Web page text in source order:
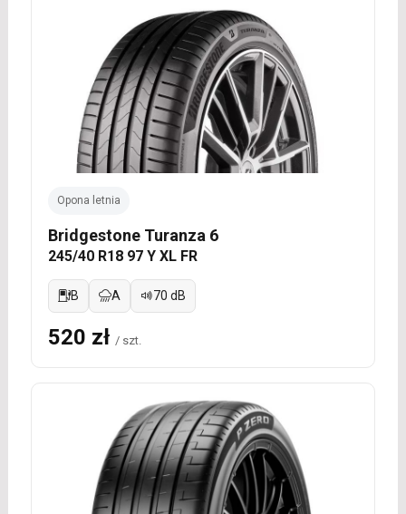
Opona letnia
Bridgestone Turanza 6
245/40 R18 97 Y XL FR
B A 70 dB
520 zł / szt.